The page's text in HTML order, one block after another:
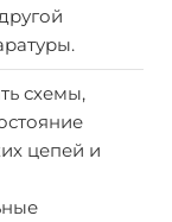
схемы,
цепей и